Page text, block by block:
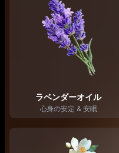
ラベンダーオイル
心身の安定 & 安眠